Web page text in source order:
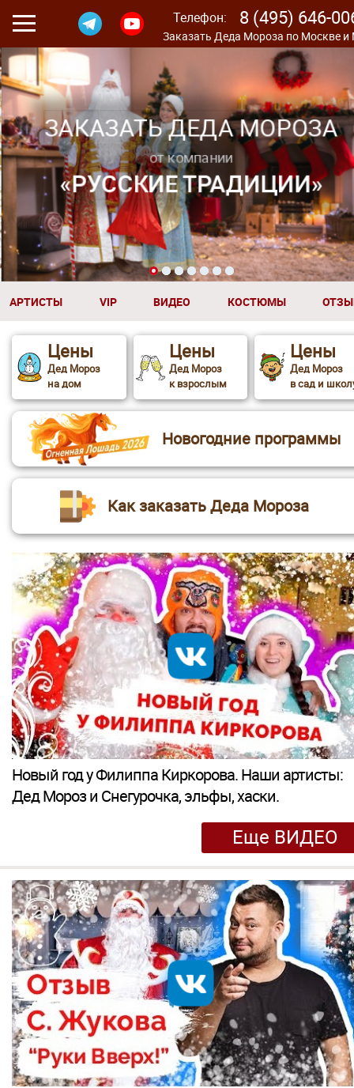
Телефон: 8 (495) 646-
Заказать Деда Мороза по Москве
ЗАКАЗАТЬ ДЕДА МОРОЗА
от компании
«РУССКИЕ ТРАДИЦИИ»
1 2 3 4 5 6 7
АРТИСТЫ VIP ВИДЕО КОСТЮМЫ
Цены
Дед Мороз
на дом
Цены
Дед Мороз
к взрослым
Цены
Дед Мороз
в сад и
Новогодние программы
Как заказать Деда Мороза
Новый год у Филиппа Киркорова. Наши артисты:
Дед Мороз и Снегурочка, эльфы, хаски.
Еще ВИДЕО